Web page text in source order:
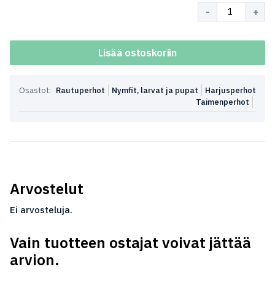
Lisää ostoskoriin
Osastot: Harjusperhot
Nymfit, larvat ja pupat
Rautuperhot
Taimenperhot
Arvostelut
Ei arvosteluja.
Vain tuotteen ostajat voivat jättää
arvion.